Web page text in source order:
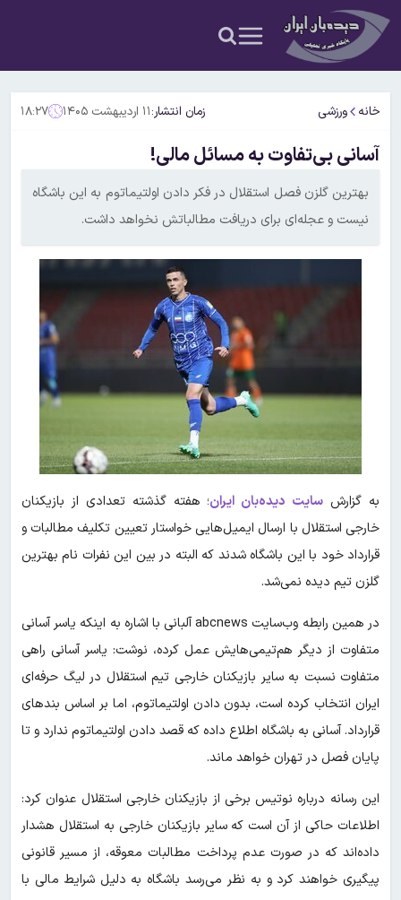
خانه ورزشی زمان انتشار:۱۱ اردیبهشت ۱۴۰۵ ۱۸:۲۷
آسانی بی‌تفاوت به مسائل مالی!
بهترین گلزن فصل استقلال در فکر دادن اولتیماتوم به این باشگاه
نیست و عجله‌ای برای دریافت مطالباتش نخواهد داشت.
به گزارش سایت دیده‌بان ایران؛ هفته گذشته تعدادی از بازیکنان
خارجی استقلال با ارسال ایمیل‌هایی خواستار تعیین تکلیف مطالبات و
قرارداد خود با این باشگاه شدند که البته در بین این نفرات نام بهترین
گلزن تیم دیده نمی‌شد.
در همین رابطه وب‌سایت abcnews آلبانی با اشاره به اینکه یاسر آسانی
متفاوت از دیگر هم‌تیمی‌هایش عمل کرده، نوشت: یاسر آسانی راهی
متفاوت نسبت به سایر بازیکنان خارجی تیم استقلال در لیگ حرفه‌ای
ایران انتخاب کرده است، بدون دادن اولتیماتوم، اما بر اساس بندهای
قرارداد. آسانی به باشگاه اطلاع داده که قصد دادن اولتیماتوم ندارد و تا
پایان فصل در تهران خواهد ماند.
این رسانه درباره نوتیس برخی از بازیکنان خارجی استقلال عنوان کرد:
اطلاعات حاکی از آن است که سایر بازیکنان خارجی به استقلال هشدار
داده‌اند که در صورت عدم پرداخت مطالبات معوقه، از مسیر قانونی
پیگیری خواهند کرد و به نظر می‌رسد باشگاه به دلیل شرایط مالی با